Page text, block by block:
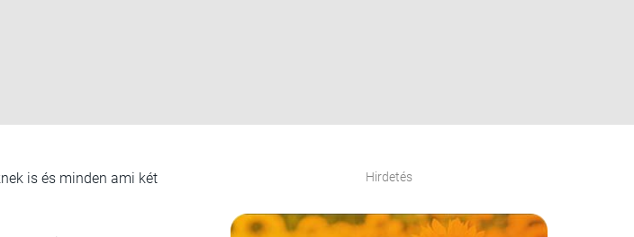
is és minden ami két
Hirdetés